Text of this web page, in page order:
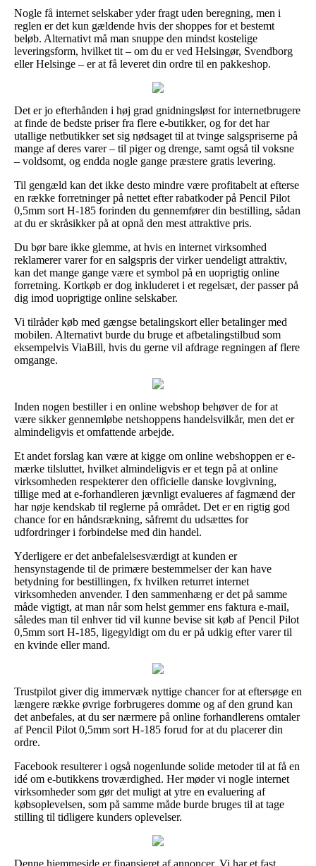
Nogle få internet selskaber yder fragt uden beregning, men i
reglen er det kun gældende hvis der shoppes for et bestemt
beløb. Alternativt må man snuppe den mindst kostelige
leveringsform, hvilket tit – om du er ved Helsingør, Svendborg
eller Helsinge – er at få leveret din ordre til en pakkeshop.
Det er jo efterhånden i høj grad gnidningsløst for internetbrugere
at finde de bedste priser fra flere e-butikker, og for det har
utallige netbutikker set sig nødsaget til at tvinge salgspriserne på
mange af deres varer – til piger og drenge, samt også til voksne
– voldsomt, og endda nogle gange præstere gratis levering.
Til gengæld kan det ikke desto mindre være profitabelt at efterse
en række forretninger på nettet efter rabatkoder på Pencil Pilot
0,5mm sort H-185 forinden du gennemfører din bestilling, sådan
at du er skråsikker på at opnå den mest attraktive pris.
Du bør bare ikke glemme, at hvis en internet virksomhed
reklamerer varer for en salgspris der virker uendeligt attraktiv,
kan det mange gange være et symbol på en uoprigtig online
forretning. Kortkøb er dog inkluderet i et regelsæt, der passer på
dig imod uoprigtige online selskaber.
Vi tilråder køb med gængse betalingskort eller betalinger med
mobilen. Alternativt burde du bruge et afbetalingstilbud som
eksempelvis ViaBill, hvis du gerne vil afdrage regningen af flere
omgange.
Inden nogen bestiller i en online webshop behøver de for at
være sikker gennemløbe netshoppens handelsvilkår, men det er
almindeligvis et omfattende arbejde.
Et andet forslag kan være at kigge om online webshoppen er e-
mærke tilsluttet, hvilket almindeligvis er et tegn på at online
virksomheden respekterer den officielle danske lovgivning,
tillige med at e-forhandleren jævnligt evalueres af fagmænd der
har nøje kendskab til reglerne på området. Det er en rigtig god
chance for en håndsrækning, såfremt du udsættes for
udfordringer i forbindelse med din handel.
Yderligere er det anbefalelsesværdigt at kunden er
hensynstagende til de primære bestemmelser der kan have
betydning for bestillingen, fx hvilken returret internet
virksomheden anvender. I den sammenhæng er det på samme
måde vigtigt, at man når som helst gemmer ens faktura e-mail,
således man til enhver tid vil kunne bevise sit køb af Pencil Pilot
0,5mm sort H-185, ligegyldigt om du er på udkig efter varer til
en kvinde eller mand.
Trustpilot giver dig immervæk nyttige chancer for at eftersøge en
længere række øvrige forbrugeres domme og af den grund kan
det anbefales, at du ser nærmere på online forhandlerens omtaler
af Pencil Pilot 0,5mm sort H-185 forud for at du placerer din
ordre.
Facebook resulterer i også nogenlunde solide metoder til at få en
idé om e-butikkens troværdighed. Her møder vi nogle internet
virksomheder som gør det muligt at ytre en evaluering af
købsoplevelsen, som på samme måde burde bruges til at tage
stilling til tidligere kunders oplevelser.
Denne hjemmeside er finansieret af annoncer. Vi har et fast